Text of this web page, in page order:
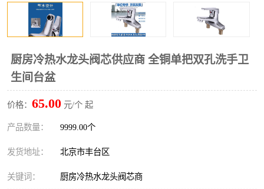
厨房冷热水龙头阀芯供应商 全铜单把双孔洗手卫
生间台盆
价格： 65.00 元/个 起
产品数量： 9999.00个
发货地址： 北京市丰台区
关键词： 厨房冷热水龙头阀芯商